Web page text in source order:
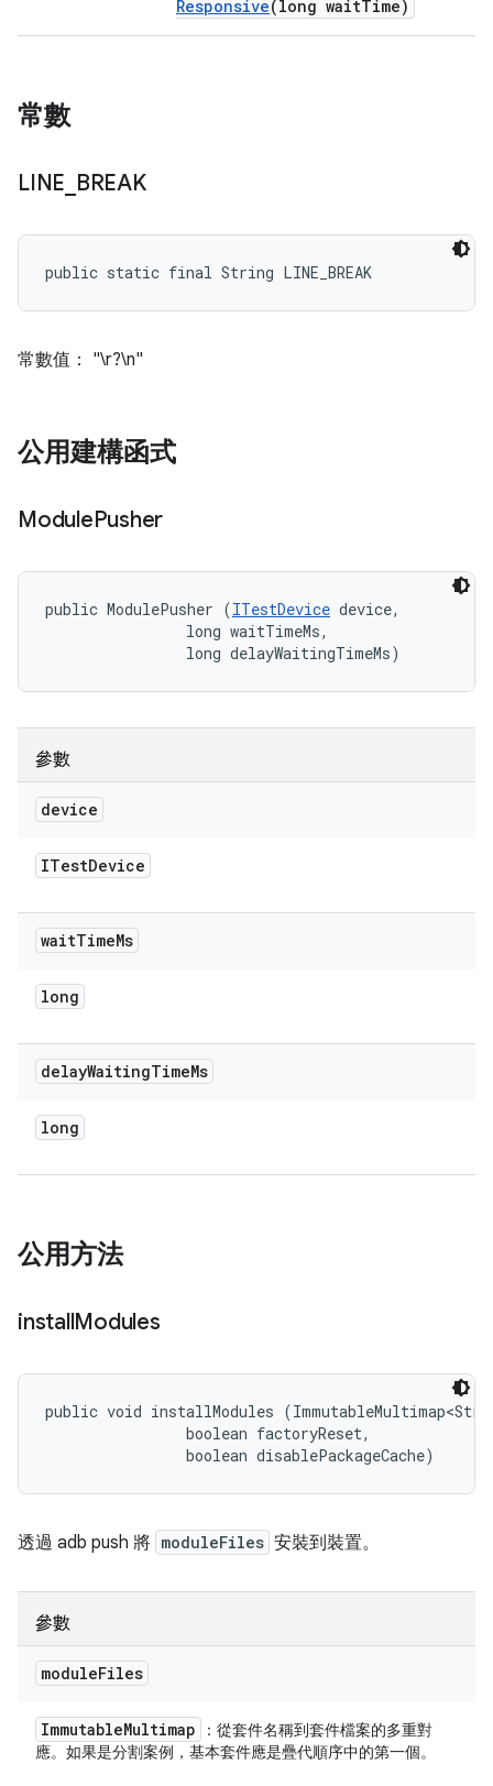
Responsive(long waitTime)
常數
LINE BREAK
public static final String LINE_BREAK
常數值： "\r?\n"
公用建構函式
ModulePusher
public ModulePusher (ITestDevice device,
                long waitTimeMs,
                long delayWaitingTimeMs)
參數
device
ITestDevice
waitTimeMs
long
delayWaitingTimeMs
long
公用方法
installModules
public void installModules
                boolean factoryReset,
                boolean disablePackageCache)
透過 adb push 將 moduleFiles 安裝到裝置。
參數
moduleFiles
ImmutableMultimap
：從套件名稱到套件檔案的多重對
應。如果是分割案例，基本套件應是疊代順序中的第一個。